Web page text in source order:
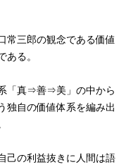
三郎の観念である価値
る。
「真⇒善⇒美」の中から
自の価値体系を編み出
己の利益抜きに人間は語